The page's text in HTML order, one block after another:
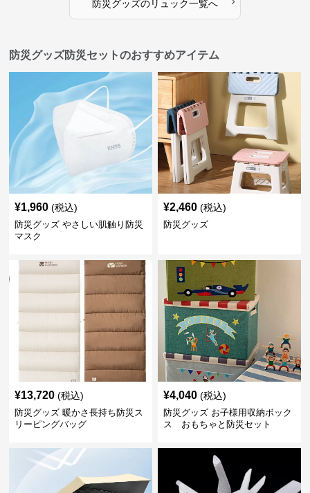
防災グッズのリュック一覧へ
防災グッズ防災セットのおすすめアイテム
¥1,960 (税込)
防災グッズ やさしい肌触り防災
マスク
¥2,460 (税込)
防災グッズ
¥13,720 (税込)
防災グッズ 暖かさ長持ち防災ス
リーピングバッグ
¥4,040 (税込)
防災グッズ お子様用収納ボック
ス おもちゃと防災セット